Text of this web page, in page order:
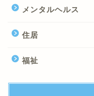
メンタルヘルス
住居
福祉